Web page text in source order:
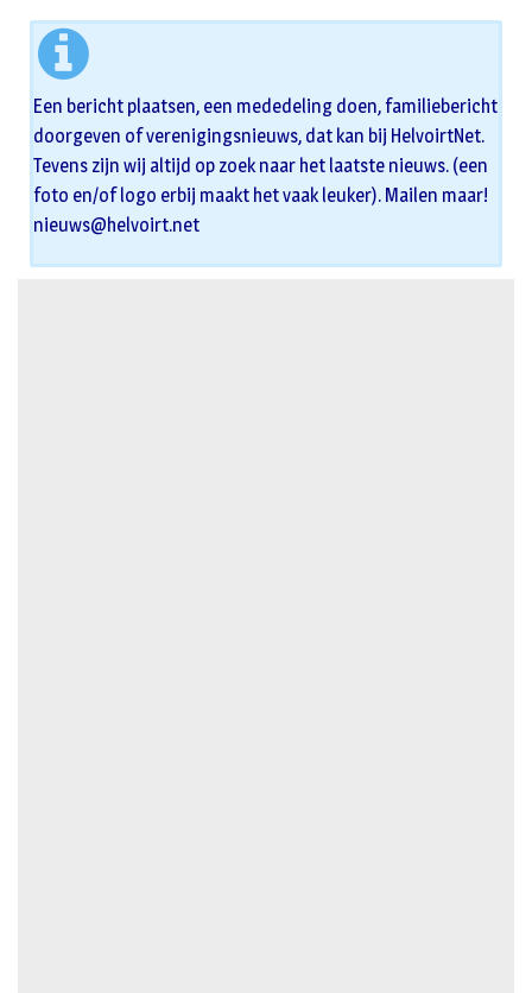
Een bericht plaatsen, een mededeling doen, familiebericht
doorgeven of verenigingsnieuws, dat kan bij HelvoirtNet.
Tevens zijn wij altijd op zoek naar het laatste nieuws. (een
foto en/of logo erbij maakt het vaak leuker). Mailen maar!
nieuws@helvoirt.net